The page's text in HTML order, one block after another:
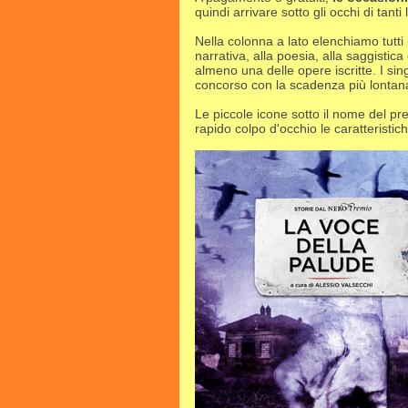
quindi arrivare sotto gli occhi di
Nella colonna a lato elenchiamo
narrativa, alla poesia, alla
almeno una delle opere iscritte. I
concorso con la scadenza più
Le piccole icone sotto il nome del
rapido colpo d'occhio le